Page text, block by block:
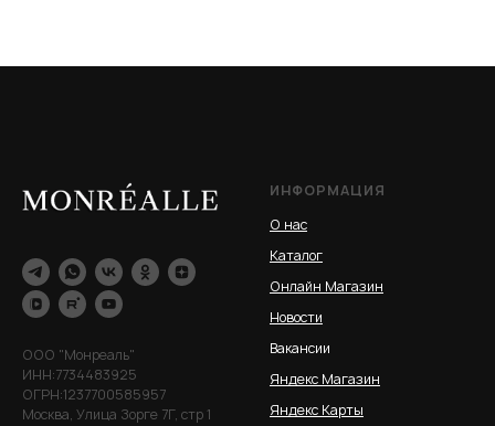
ООО "Монреаль"
ИНН:7734483925
ОГРН:1237700585957
Москва, Улица Зорге 7Г, стр 1
ИНФОРМАЦИЯ
О нас
Каталог
Онлайн Магазин
Новости
Вакансии
Яндекс Магазин
Яндекс Карты